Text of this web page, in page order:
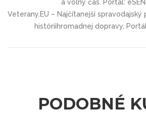
a voľný čas. Portál:
Veterany.EU – Najčítanejší
históriihromadnej dopravy,
PODOBNÉ